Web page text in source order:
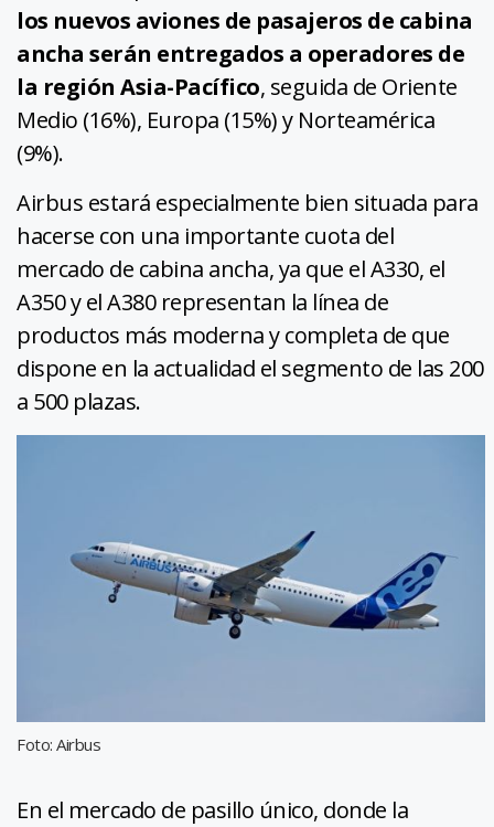
los nuevos aviones de pasajeros de cabina
ancha serán entregados a operadores de
la región Asia-Pacífico, seguida de Oriente
Medio (16%), Europa (15%) y Norteamérica
(9%).
Airbus estará especialmente bien situada para
hacerse con una importante cuota del
mercado de cabina ancha, ya que el A330, el
A350 y el A380 representan la línea de
productos más moderna y completa de que
dispone en la actualidad el segmento de las 200
a 500 plazas.
Foto: Airbus
En el mercado de pasillo único, donde la